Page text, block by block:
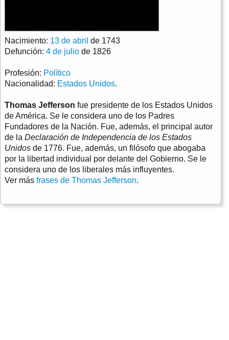
Nacimiento: 13 de abril de 1743
Defunción: 4 de julio de 1826
Profesión: Político
Nacionalidad: Estados Unidos.
Thomas Jefferson fue presidente de los Estados Unidos
de América. Se le considera uno de los Padres
Fundadores de la Nación. Fue, además, el principal autor
de la Declaración de Independencia de los Estados
Unidos de 1776. Fue, además, un filósofo que abogaba
por la libertad individual por delante del Gobierno. Se le
considera uno de los liberales más influyentes.
Ver más frases de Thomas Jefferson.